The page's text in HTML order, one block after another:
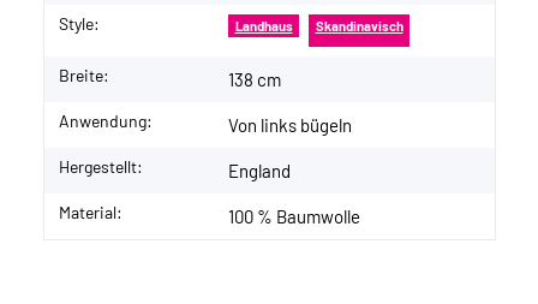
Style: Landhaus Skandinavisch
Breite: 138 cm
Anwendung: Von links bügeln
Hergestellt: England
Material: 100 % Baumwolle